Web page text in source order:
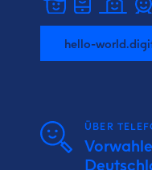
hello-
ÜBER